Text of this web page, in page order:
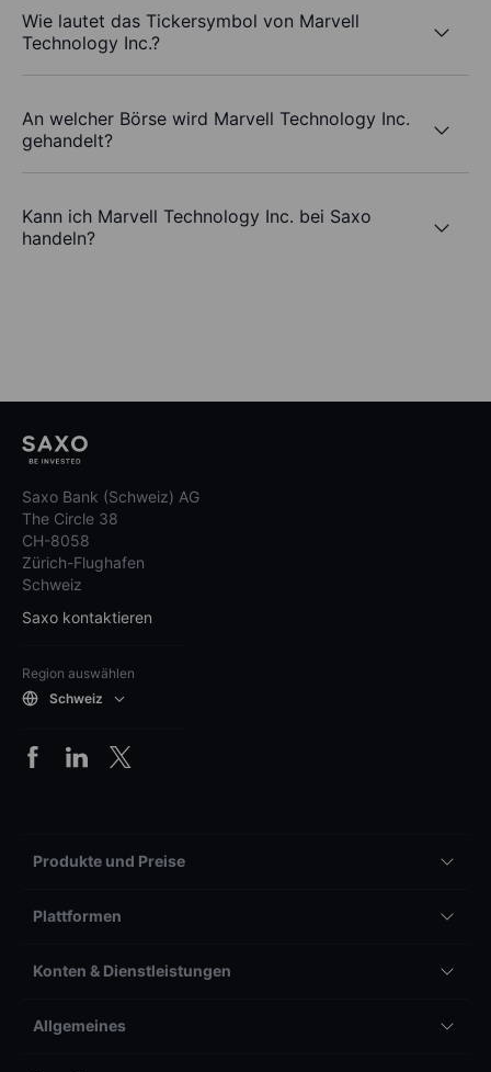
Wie lautet das Tickersymbol von Marvell
Technology Inc.?
An welcher Börse wird Marvell Technology Inc.
gehandelt?
Kann ich Marvell Technology Inc. bei Saxo
handeln?
Saxo Bank (Schweiz) AG
The Circle 38
CH-8058
Zürich-Flughafen
Schweiz
Saxo kontaktieren
Region auswählen
Schweiz
Produkte und Preise
Plattformen
Konten & Dienstleistungen
Allgemeines